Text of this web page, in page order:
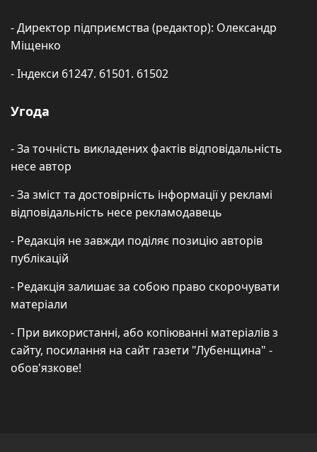
- Директор підприємства (редактор): Олександр
Міщенко
- Індекси 61247. 61501. 61502
Угода
- За точність викладених фактів відповідальність
несе автор
- За зміст та достовірність інформації у рекламі
відповідальність несе рекламодавець
- Редакція не завжди поділяє позицію авторів
публікацій
- Редакція залишає за собою право скорочувати
матеріали
- При використанні, або копіюванні матеріалів з
сайту, посилання на сайт газети "Лубенщина" -
обов'язкове!